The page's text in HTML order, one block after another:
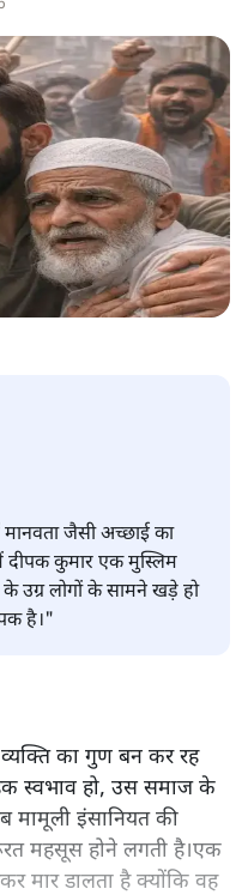
जैसी अच्छाई का
दीपक कुमार एक मुस्लिम
उग्र लोगों के सामने खड़े हो
है।"
का गुण बन कर रह
स्वभाव हो, उस समाज के
मामूली इंसानियत की
महसूस होने लगती है।एक
मार डालता है क्योंकि वह